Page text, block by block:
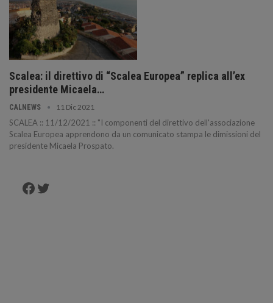
Scalea: il direttivo di “Scalea Europea” replica all’ex
presidente Micaela…
CALNEWS 11 Dic 2021
SCALEA :: 11/12/2021 :: "I componenti del direttivo dell'associazione
Scalea Europea apprendono da un comunicato stampa le dimissioni del
presidente Micaela Prospato.
Facebook
Twitter